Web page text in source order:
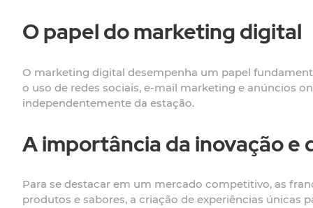
O papel do marketing digital
O marketing digital desempenha um papel
o uso de redes sociais, e-mail marketing e anúncios
independentemente da estação.
A importância da inovação e
Para se destacar em um mercado competitivo, as
produtos e sabores, a criação de experiências únicas